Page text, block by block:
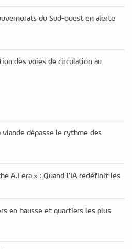
du Sud-ouest en alerte
des voies de circulation au
dépasse le rythme des
A.I era » : Quand l’IA redéfinit les
en hausse et quartiers les plus